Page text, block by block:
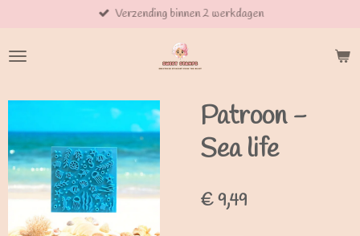
naar
de
Verzending binnen 2 werkdagen
Patroon -
Sea life
€ 9,49